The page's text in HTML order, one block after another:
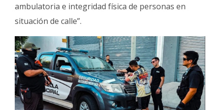
ambulatoria e integridad física de personas en
situación de calle”.